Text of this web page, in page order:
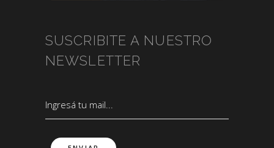
SUSCRIBITE A NUESTRO
NEWSLETTER